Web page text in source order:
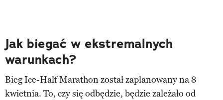
Jak biegać w ekstremalnych
warunkach?
Bieg Ice-Half Marathon został zaplanowany na 8
kwietnia. To, czy się odbędzie, będzie zależało od